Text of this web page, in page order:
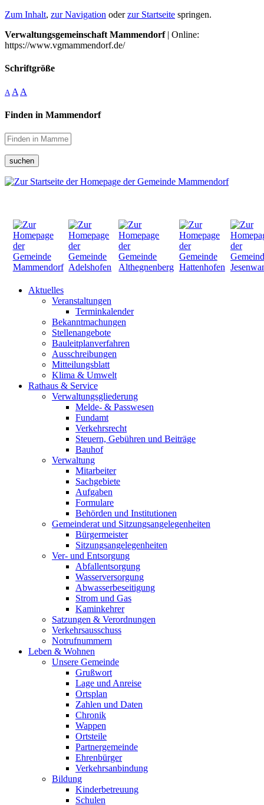
Zum Inhalt, zur Navigation oderzur Startseite springen.
Verwaltungsgemeinschaft Mammendorf| Online:
https://www.vgmammendorf.de/
Schriftgröße
A A A
Finden in Mammendorf
suchen
Aktuelles
Veranstaltungen
Terminkalender
Bekanntmachungen
Stellenangebote
Bauleitplanverfahren
Ausschreibungen
Mitteilungsblatt
Klima & Umwelt
Rathaus & Service
Verwaltungsgliederung
Melde- & Passwesen
Fundamt
Verkehrsrecht
Steuern, Gebühren und Beiträge
Bauhof
Verwaltung
Mitarbeiter
Sachgebiete
Aufgaben
Formulare
Behörden und Institutionen
Gemeinderat und Sitzungsangelegenheiten
Bürgermeister
Sitzungsangelegenheiten
Ver- und Entsorgung
Abfallentsorgung
Wasserversorgung
Abwasserbeseitigung
Strom und Gas
Kaminkehrer
Satzungen & Verordnungen
Verkehrsausschuss
Notrufnummern
Leben & Wohnen
Unsere Gemeinde
Grußwort
Lage und Anreise
Ortsplan
Zahlen und Daten
Chronik
Wappen
Ortsteile
Partnergemeinde
Ehrenbürger
Verkehrsanbindung
Bildung
Kinderbetreuung
Schulen